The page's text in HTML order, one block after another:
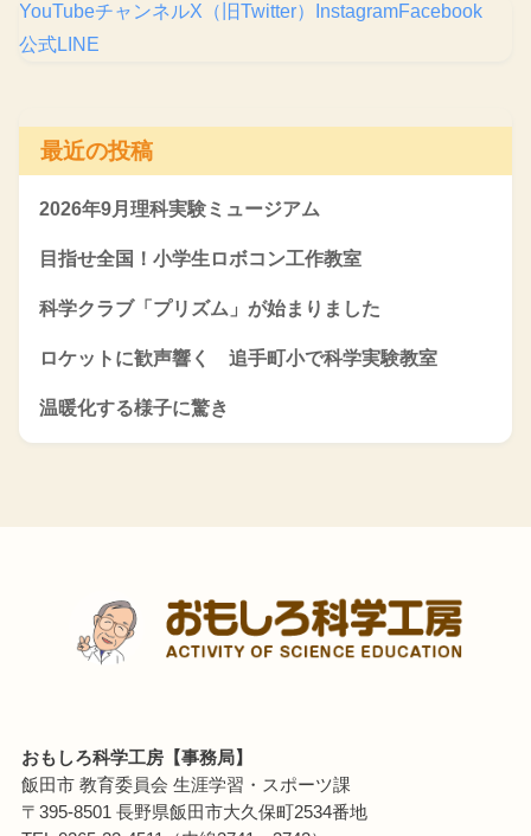
YouTubeチャンネルX（旧Twitter） InstagramFacebook
公式LINE
最近の投稿
2026年9月理科実験ミュージアム
目指せ全国！小学生ロボコン工作教室
科学クラブ「プリズム」が始まりました
ロケットに歓声響く 追手町小で科学実験教室
温暖化する様子に驚き
おもしろ科学工房【事務局】
飯田市 教育委員会 生涯学習・スポーツ課
〒395-8501 長野県飯田市大久保町2534番地